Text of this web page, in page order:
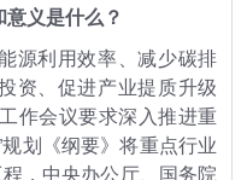
义是什么？
源利用效率、减少碳排
资、促进产业提质升级
作会议要求深入推进重
划《纲要》将重点行业
，中央办公厅、国务院